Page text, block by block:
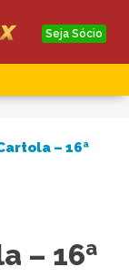
Seja Sócio
– 16ª
– 16ª